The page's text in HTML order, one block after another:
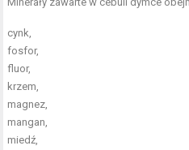
cynk,
fosfor,
fluor,
krzem,
magnez,
mangan,
miedź,